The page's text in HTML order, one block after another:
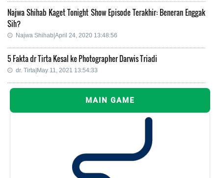
Najwa Shihab Kaget Tonight Show Episode Terakhir: Beneran Enggak
Sih?
Najwa Shihab|April 24, 2020 13:48:56
5 Fakta dr Tirta Kesal ke Photographer Darwis Triadi
dr. Tirta|May 11, 2021 13:54:33
MAIN GAME